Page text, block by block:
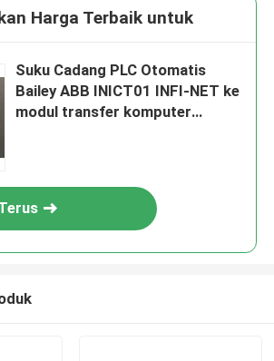
Harga Terbaik untuk
Suku Cadang PLC Otomatis
Bailey ABB INICT01 INFI-NET ke
modul transfer komputer